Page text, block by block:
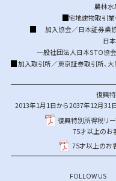
農林水
宅地建物取引業
加入協会／日本証券業
日
一般社団法人日本STO協会
加入取引所／東京証券取引所、大
復興
2013年1月1日から2037年12月31
復興特別所得税リー
75才以上のお
75才以上のお
FOLLOW US